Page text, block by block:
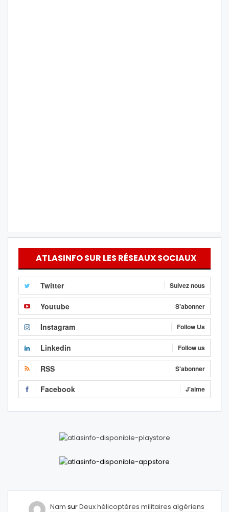
ATLASINFO SUR LES RÉSEAUX SOCIAUX
Twitter Suivez nous
Youtube S'abonner
Instagram Follow Us
Linkedin Follow us
RSS S'abonner
Facebook J'aime
Nam surDeux hélicoptères militaires algériens